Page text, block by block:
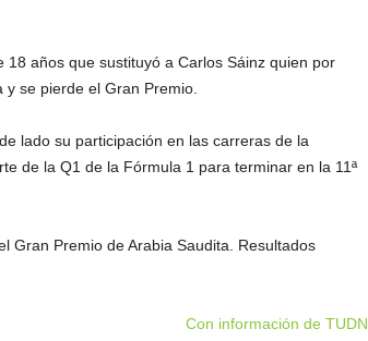
años que sustituyó a Carlos Sáinz quien por
se pierde el Gran Premio.
lado su participación en las carreras de la
de la Q1 de la Fórmula 1 para terminar en la 11ª
Gran Premio de Arabia Saudita. Resultados
Con información de TUDN